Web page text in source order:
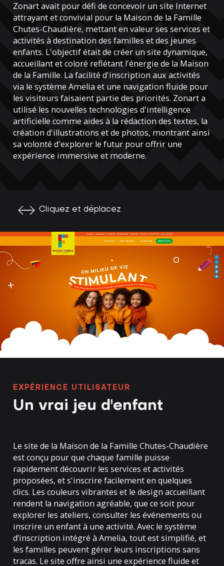
Zonart avait pour défi de concevoir un site Internet
attrayant et convivial pour la Maison de la Famille
Chutes-Chaudière, mettant en valeur ses services et
activités à destination des familles et des jeunes
enfants. L'objectif était de créer un site dynamique,
accueillant et coloré reflétant l'énergie de la Maison
de la Famille. La facilité d'inscription aux activités
via le système Amelia et une navigation fluide pour
les visiteurs faisaient partie des priorités. Zonart a
utilisé les nouvelles technologies d'intelligence
artificielle comme aides à la rédaction des textes, la
création d'illustrations et de photos, montrant ainsi
sa volonté d'explorer le futur pour offrir une
expérience immersive et moderne.
Cliquez et déplacez
EXPÉRIENCE UTILISATEUR
Un vrai jeu d'enfant
Le site de la Maison de la Famille Chutes-Chaudière
est conçu pour que chaque famille puisse
rapidement découvrir les services et activités
proposées, et s'inscrire facilement en quelques
clics. Les couleurs vibrantes et le design accueillant
rendent la navigation agréable, que ce soit pour
explorer les ateliers, consulter les événements ou
inscrire un enfant à une activité. Avec le système
d’inscription intégré à Amelia, tout est simplifié, et
les familles peuvent gérer leurs inscriptions sans
tracas. Le site offre ainsi une expérience fluide et